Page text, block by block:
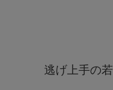
逃げ上手の